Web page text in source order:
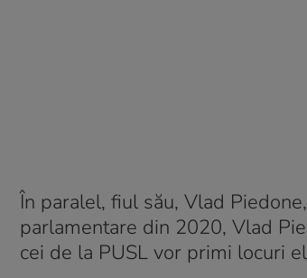
În paralel, fiul său, Vlad
parlamentare din 2020, Vlad
cei de la PUSL vor primi locuri